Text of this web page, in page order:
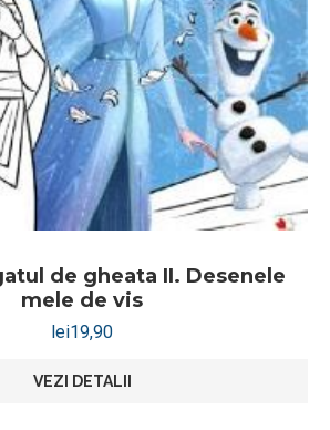
de gheata II. Desenele
mele de vis
lei19,90
VEZI DETALII